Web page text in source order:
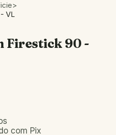
>
VL
Firestick 90 -
com Pix